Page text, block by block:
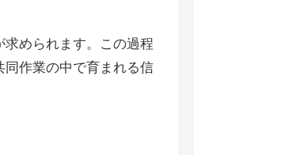
められます。この過程
作業の中で育まれる信